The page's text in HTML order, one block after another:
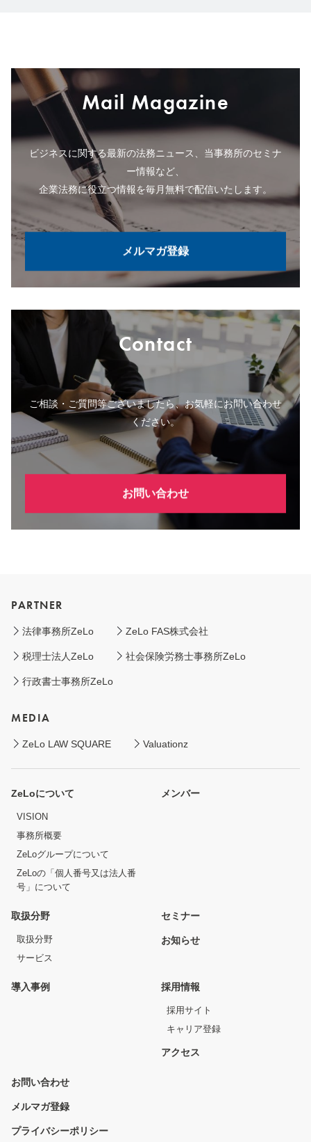
Mail Magazine
ビジネスに関する最新の法務ニュース、当事務所のセミナ
ー情報など、
企業法務に役立つ情報を毎月無料で配信いたします。
メルマガ登録
Contact
ご相談・ご質問等ございましたら、お気軽にお問い合わせ
ください。
お問い合わせ
PARTNER
法律事務所ZeLo ZeLo FAS株式会社
税理士法人ZeLo 社会保険労務士事務所ZeLo
行政書士事務所ZeLo
MEDIA
ZeLo LAW SQUARE Valuationz
ZeLoについて
VISION
事務所概要
ZeLoグループについて
ZeLoの「個人番号又は法人番
号」について
メンバー
取扱分野
取扱分野
サービス
セミナー
お知らせ
導入事例 採用情報
採用サイト
キャリア登録
アクセス
お問い合わせ
メルマガ登録
プライバシーポリシー